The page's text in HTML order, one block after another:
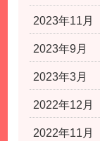
2023年11月
2023年9月
2023年3月
2022年12月
2022年11月